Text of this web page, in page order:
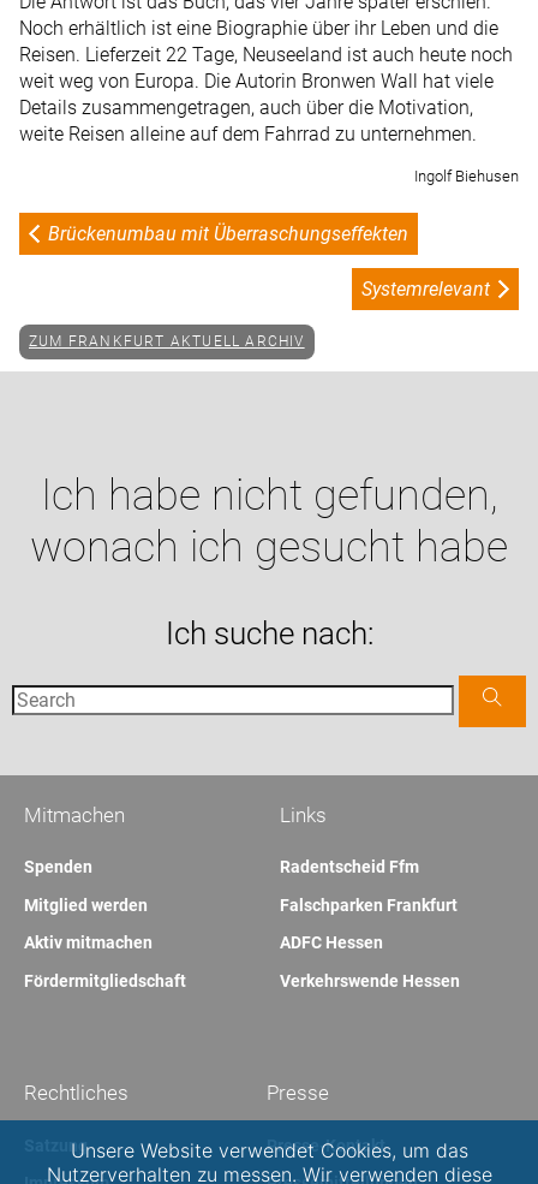
Noch erhältlich ist eine Biographie über ihr Leben und die
Reisen. Lieferzeit 22 Tage, Neuseeland ist auch heute noch
weit weg von Europa. Die Autorin Bronwen Wall hat viele
Details zusammengetragen, auch über die Motivation,
weite Reisen alleine auf dem Fahrrad zu unternehmen.
Ingolf Biehusen
Brückenumbau mit Überraschungseffekten
Systemrelevant
ZUM FRANKFURT AKTUELL ARCHIV
Ich habe nicht gefunden,
wonach ich gesucht habe
Ich suche nach:
Links
Radentscheid Ffm
Falschparken Frankfurt
ADFC Hessen
Verkehrswende Hessen
Mitmachen
Spenden
Mitglied werden
Aktiv mitmachen
Fördermitgliedschaft
Presse
Presse-Kontakt
Rechtliches
SatzungUnsere Website verwendet Cookies, um das
Nutzerverhalten zu messen. Wir verwenden diese